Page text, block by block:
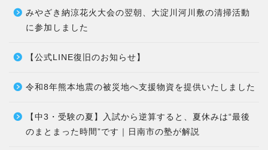
みやざき納涼花火大会の翌朝、大淀川河川敷の清掃活動
に参加しました
【公式LINE復旧のお知らせ】
令和8年熊本地震の被災地へ支援物資を提供いたしました
【中3・受験の夏】入試から逆算すると、夏休みは“最後
のまとまった時間”です｜日南市の塾が解説